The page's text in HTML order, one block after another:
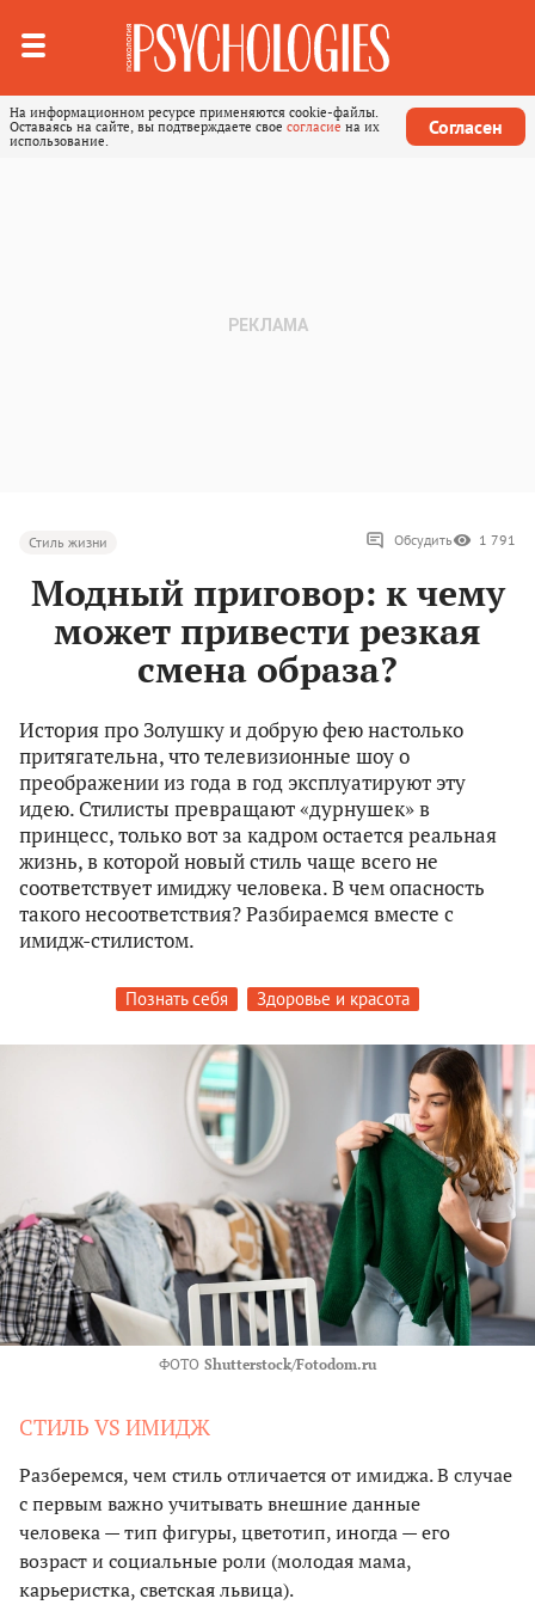
На информационном ресурсе применяются cookie-файлы.
Оставаясь на сайте, вы подтверждаете свое согласие на их
использование.
Согласен
Стиль жизни Обсудить 1 791
Модный приговор: к чему
может привести резкая
смена образа?
История про Золушку и добрую фею настолько
притягательна, что телевизионные шоу о
преображении из года в год эксплуатируют эту
идею. Стилисты превращают «дурнушек» в
принцесс, только вот за кадром остается реальная
жизнь, в которой новый стиль чаще всего не
соответствует имиджу человека. В чем опасность
такого несоответствия? Разбираемся вместе с
имидж-стилистом.
Познать себя Здоровье и красота
ФОТО Shutterstock/Fotodom.ru
СТИЛЬ VS ИМИДЖ
Разберемся, чем стиль отличается от имиджа. В случае
с первым важно учитывать внешние данные
человека — тип фигуры, цветотип, иногда — его
возраст и социальные роли (молодая мама,
карьеристка, светская львица).